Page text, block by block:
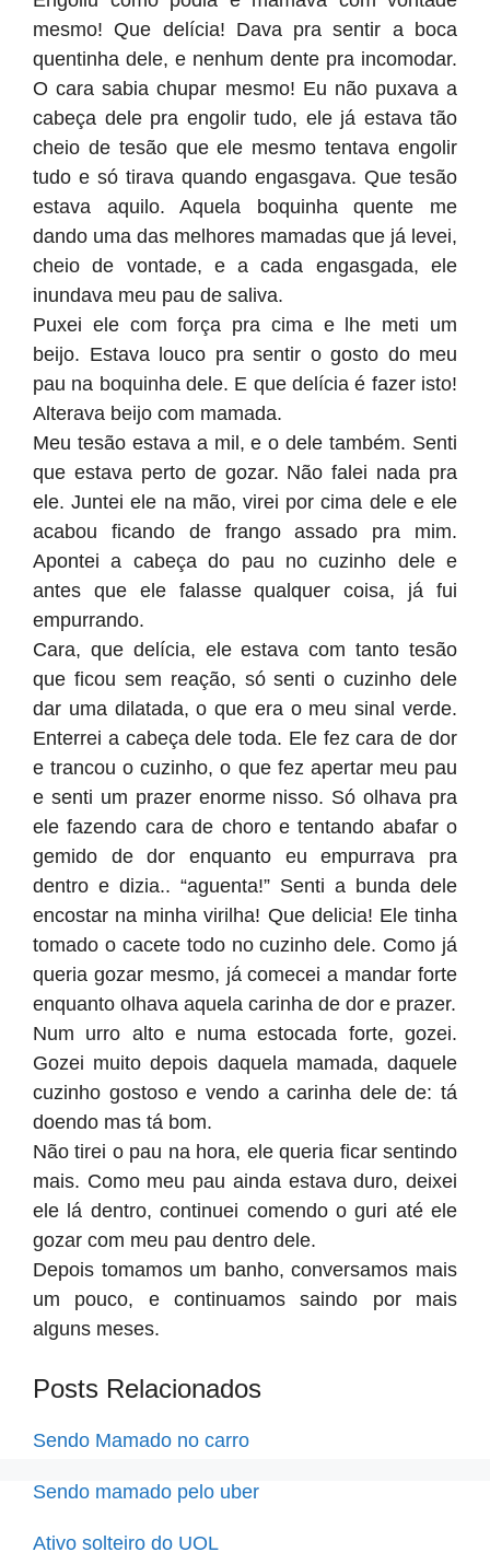
mesmo! Que delícia! Dava pra sentir a boca
quentinha dele, e nenhum dente pra incomodar.
O cara sabia chupar mesmo! Eu não puxava a
cabeça dele pra engolir tudo, ele já estava tão
cheio de tesão que ele mesmo tentava engolir
tudo e só tirava quando engasgava. Que tesão
estava aquilo. Aquela boquinha quente me
dando uma das melhores mamadas que já levei,
cheio de vontade, e a cada engasgada, ele
inundava meu pau de saliva.
Puxei ele com força pra cima e lhe meti um
beijo. Estava louco pra sentir o gosto do meu
pau na boquinha dele. E que delícia é fazer isto!
Alterava beijo com mamada.
Meu tesão estava a mil, e o dele também. Senti
que estava perto de gozar. Não falei nada pra
ele. Juntei ele na mão, virei por cima dele e ele
acabou ficando de frango assado pra mim.
Apontei a cabeça do pau no cuzinho dele e
antes que ele falasse qualquer coisa, já fui
empurrando.
Cara, que delícia, ele estava com tanto tesão
que ficou sem reação, só senti o cuzinho dele
dar uma dilatada, o que era o meu sinal verde.
Enterrei a cabeça dele toda. Ele fez cara de dor
e trancou o cuzinho, o que fez apertar meu pau
e senti um prazer enorme nisso. Só olhava pra
ele fazendo cara de choro e tentando abafar o
gemido de dor enquanto eu empurrava pra
dentro e dizia.. “aguenta!” Senti a bunda dele
encostar na minha virilha! Que delicia! Ele tinha
tomado o cacete todo no cuzinho dele. Como já
queria gozar mesmo, já comecei a mandar forte
enquanto olhava aquela carinha de dor e prazer.
Num urro alto e numa estocada forte, gozei.
Gozei muito depois daquela mamada, daquele
cuzinho gostoso e vendo a carinha dele de: tá
doendo mas tá bom.
Não tirei o pau na hora, ele queria ficar sentindo
mais. Como meu pau ainda estava duro, deixei
ele lá dentro, continuei comendo o guri até ele
gozar com meu pau dentro dele.
Depois tomamos um banho, conversamos mais
um pouco, e continuamos saindo por mais
alguns meses.
Posts Relacionados
Sendo Mamado no carro
Sendo mamado pelo uber
Ativo solteiro do UOL